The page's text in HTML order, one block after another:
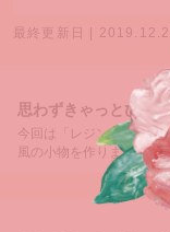
最終更新日 |
思わずきゃっとびっ
今回は「レジン」と「お
風の小物を作ります！見